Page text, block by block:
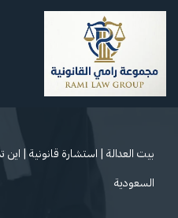
إلى
بيت العدالة | استشارة قانونية | اين
السعودية